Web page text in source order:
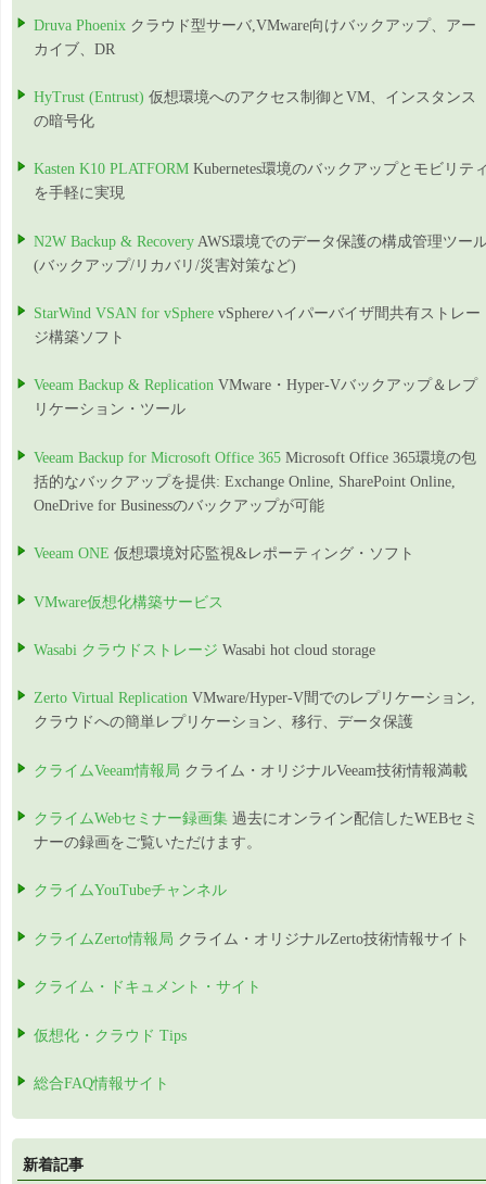
Druva Phoenix クラウド型サーバ,VMware向けバックアップ、アー
カイブ、DR
HyTrust (Entrust) 仮想環境へのアクセス制御とVM、インスタンス
の暗号化
Kasten K10 PLATFORM Kubernetes環境のバックアップとモビリテ
を手軽に実現
N2W Backup & Recovery AWS環境でのデータ保護の構成管理ツー
(バックアップ/リカバリ/災害対策など)
StarWind VSAN for vSphere vSphereハイパーバイザ間共有ストレー
ジ構築ソフト
Veeam Backup & Replication VMware・Hyper-Vバックアップ＆レプ
リケーション・ツール
Veeam Backup for Microsoft Office 365 Microsoft Office 365環境の包
括的なバックアップを提供: Exchange Online, SharePoint Online,
OneDrive for Businessのバックアップが可能
Veeam ONE 仮想環境対応監視&レポーティング・ソフト
VMware仮想化構築サービス
Wasabi クラウドストレージ Wasabi hot cloud storage
Zerto Virtual Replication VMware/Hyper-V間でのレプリケーション,
クラウドへの簡単レプリケーション、移行、データ保護
クライムVeeam情報局 クライム・オリジナルVeeam技術情報満載
クライムWebセミナー録画集 過去にオンライン配信したWEBセミ
ナーの録画をご覧いただけます。
クライムYouTubeチャンネル
クライムZerto情報局 クライム・オリジナルZerto技術情報サイト
クライム・ドキュメント・サイト
仮想化・クラウド Tips
総合FAQ情報サイト
新着記事